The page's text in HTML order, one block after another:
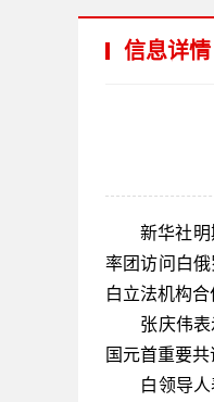
信息详情
新华社明
率团访问白
白立法机构合
张庆伟表示
国元首重要
白领导人表